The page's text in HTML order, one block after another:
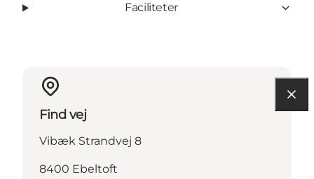
Faciliteter
Find vej
Vibæk Strandvej 8
8400 Ebeltoft